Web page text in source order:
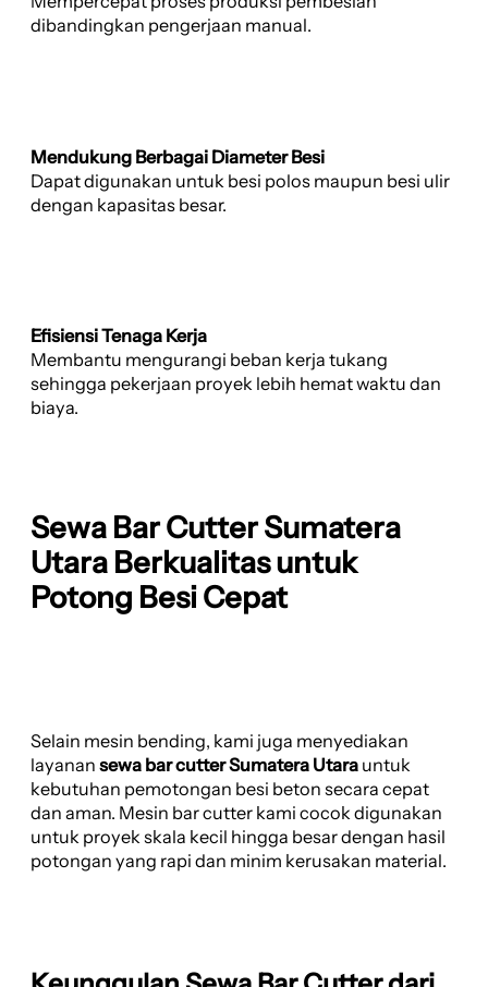
dibandingkan pengerjaan manual.
Mendukung Berbagai Diameter Besi
Dapat digunakan untuk besi polos maupun besi ulir
dengan kapasitas besar.
Efisiensi Tenaga Kerja
Membantu mengurangi beban kerja tukang
sehingga pekerjaan proyek lebih hemat waktu dan
biaya.
Sewa Bar Cutter Sumatera
Utara Berkualitas untuk
Potong Besi Cepat
Selain mesin bending, kami juga menyediakan
layanan sewa bar cutter Sumatera Utara untuk
kebutuhan pemotongan besi beton secara cepat
dan aman. Mesin bar cutter kami cocok digunakan
untuk proyek skala kecil hingga besar dengan hasil
potongan yang rapi dan minim kerusakan material.